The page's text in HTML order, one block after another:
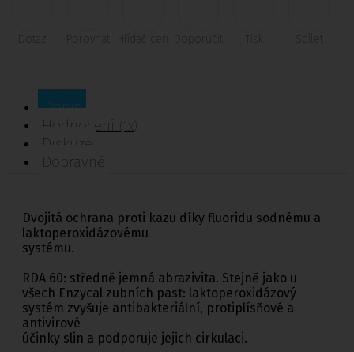
Dotaz Porovnat Doporučit Tisk Sdílet
Popis
Hodnocení
(1x)
Diskuze
Dopravné
Dvojitá ochrana proti kazu díky fluoridu sodnému a
laktoperoxidázovému
systému.
RDA 60: středně jemná abrazivita. Stejně jako u
všech Enzycal zubních past: laktoperoxidázový
systém zvyšuje antibakteriální, protiplísňové a
antivirové
účinky slin a podporuje jejich cirkulaci.